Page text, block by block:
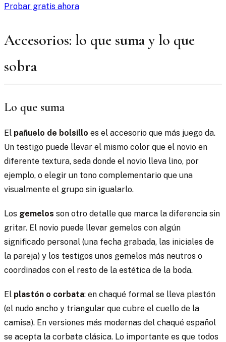
Probar gratis ahora
Accesorios: lo que suma y lo que
sobra
Lo que suma
El pañuelo de bolsillo es el accesorio que más juego da.
Un testigo puede llevar el mismo color que el novio en
diferente textura, seda donde el novio lleva lino, por
ejemplo, o elegir un tono complementario que una
visualmente el grupo sin igualarlo.
Los gemelos son otro detalle que marca la diferencia sin
gritar. El novio puede llevar gemelos con algún
significado personal (una fecha grabada, las iniciales de
la pareja) y los testigos unos gemelos más neutros o
coordinados con el resto de la estética de la boda.
El plastón o corbata: en chaqué formal se lleva plastón
(el nudo ancho y triangular que cubre el cuello de la
camisa). En versiones más modernas del chaqué español
se acepta la corbata clásica. Lo importante es que todos